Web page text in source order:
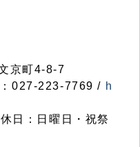
京町4-8-7
027-223-7769 / h
日：日曜日・祝祭